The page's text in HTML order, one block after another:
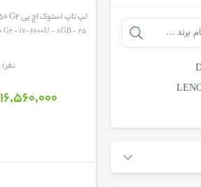
لپ تاپ استوک اچ پی HP ProBook 650 G2
1 نفر
16٬560٬000 تومان